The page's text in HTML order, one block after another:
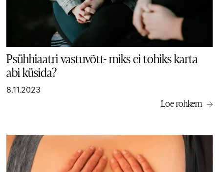
Psühhiaatri vastuvõtt- miks ei tohiks karta
abi küsida?
8.11.2023
Loe rohkem